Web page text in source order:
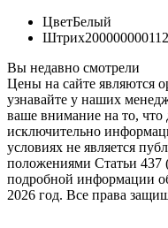
ЦветБелый
Штрих
Вы недавно смотрели
Цены на сайте являются
узнавайте у наших
ваше внимание на то, что
исключительно
условиях не является
положениями Статьи
подробной информации
2026 год. Все права